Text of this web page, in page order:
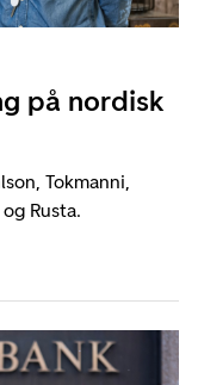
på nordisk
Tokmanni,
Rusta.